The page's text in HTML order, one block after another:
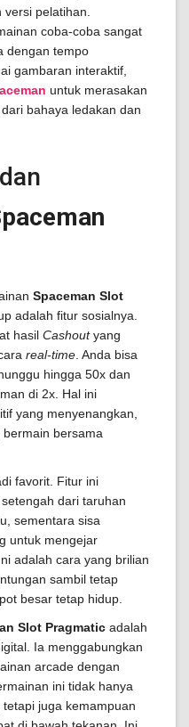
pelatihan.
coba-coba sangat
dengan tempo
gambaran interaktif,
untuk merasakan
bahaya ledakan dan
Spaceman Slot
adalah fitur sosialnya.
hasil Cashoutyang
real-time . Anda bisa
hingga 50x dan
di 2x. Hal ini
yang menyenangkan,
bersama
favorit. Fitur ini
dari taruhan
sementara sisa
untuk mengejar
adalah cara yang brilian
sambil tetap
besar tetap hidup.
Slot Pragmatic adalah
Ia menggabungkan
arcade dengan
ini tidak hanya
juga kemampuan